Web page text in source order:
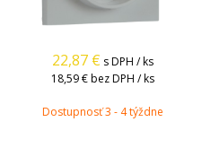
22,87 € s DPH / ks
18,59 €bez DPH / ks
Dostupnosť 3 - 4 týždne